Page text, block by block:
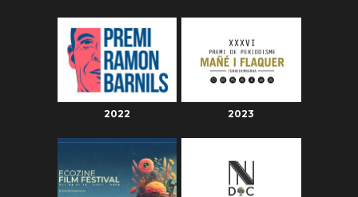
2022 2023